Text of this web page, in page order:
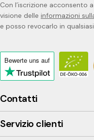
Contatti
Servizio clienti
Con l’iscrizione acconsento
visione delle informazioni
e posso revocarlo in
Bewerte uns auf
Click
to
view
the
company's
Trustpilot